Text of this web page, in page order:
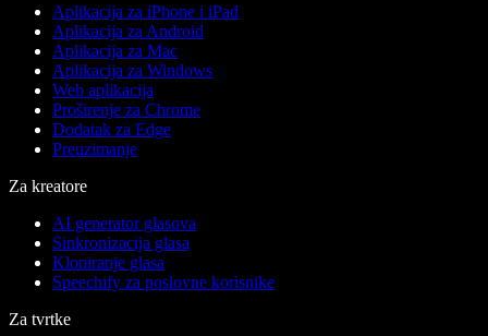
Aplikacija za iPhone i iPad
Aplikacija za Android
Aplikacija za Mac
Aplikacija za Windows
Web aplikacija
Proširenje za Chrome
Dodatak za Edge
Preuzimanje
Za kreatore
AI generator glasova
Sinkronizacija glasa
Kloniranje glasa
Speechify za poslovne korisnike
Za tvrtke